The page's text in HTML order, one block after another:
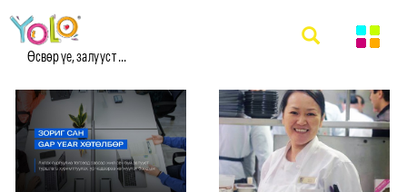
Өсвөр үе, залууст ...
#INTERNSHIP МЭДЭЭ